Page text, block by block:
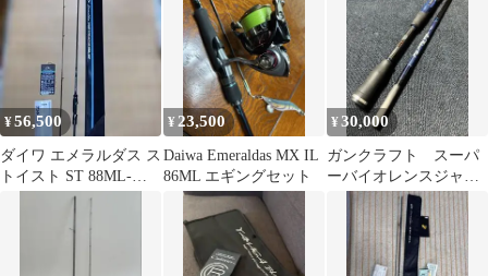
¥56,500
ダイワ エメラルダス ス
トイスト ST 88ML-
¥23,500
Daiwa Emeraldas MX IL
86ML エギングセット
¥30,000
ガンクラフト スーパ
ーバイオレンスジャー
ク GC-SVJ72-OOMS